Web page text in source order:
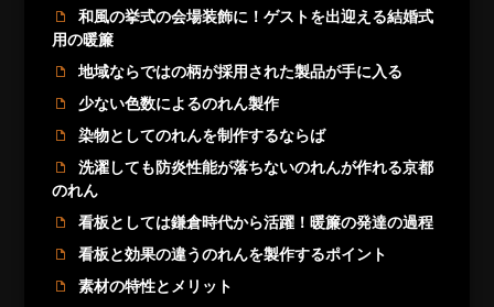
和風の挙式の会場装飾に！ゲストを出迎える結婚式
用の暖簾
地域ならではの柄が採用された製品が手に入る
少ない色数によるのれん製作
染物としてのれんを制作するならば
洗濯しても防炎性能が落ちないのれんが作れる京都
のれん
看板としては鎌倉時代から活躍！暖簾の発達の過程
看板と効果の違うのれんを製作するポイント
素材の特性とメリット